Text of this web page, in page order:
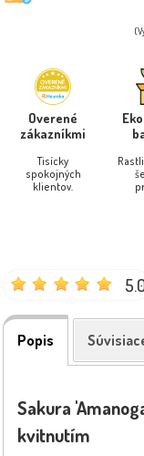
Overené
zákazníkmi
Tisícky
spokojných
klientov.
Popis
Sakura
kvitnutím